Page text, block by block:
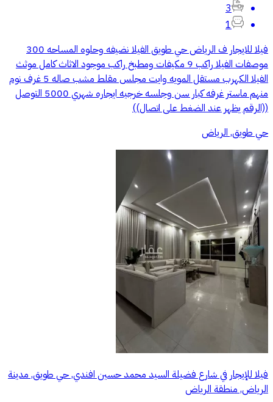
3
1
فيلا للايجار ف الرياض حي طويق الفيلا نضيفه وحلوه المساحه 300
موصفات الفيلا راكب 9 مكيفات ومطبخ راكب موجود الاثاث كامل موثث
الفيلا الكهرب مستقل المويه وايت مجلس مقلط مشب صاله 5 غرف نوم
منهم ماستر غرفه كبار سن وجلسه خرجيه ايجاره شهري 5000 التوصل
((الرقم يظهر عند الضغط على اتصال))
حي طويق, الرياض
فيلا للإيجار في شارع فضيلة السيد محمد حسين افندي, حي طويق, مدينة
الرياض, منطقة الرياض